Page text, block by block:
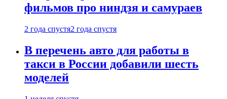
фильмов про ниндзя и самураев
2 года спустя2 года спустя
В перечень авто для работы в
такси в России добавили шесть
моделей